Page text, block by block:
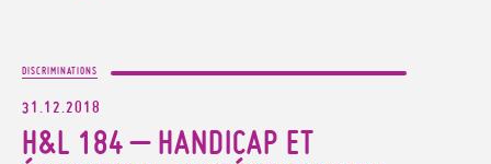
DISCRIMINATIONS
31.12.2018
H&L 184 – HANDICAP ET